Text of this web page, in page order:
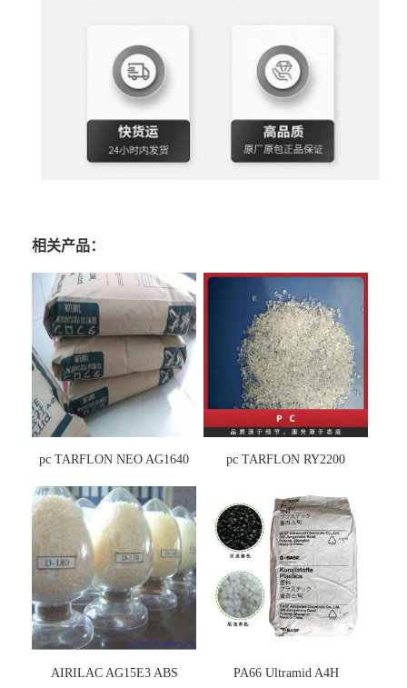
相关产品：
pc TARFLON NEO AG1640 pc TARFLON RY2200
AIRILAC AG15E3 ABS PA66 Ultramid A4H